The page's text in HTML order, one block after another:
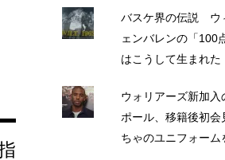
バスケ界の伝説 ウ
ェンバレンの「100
はこうして生まれた
ウォリアーズ新加入
ポール、移籍後初会
ちゃのユニフォーム